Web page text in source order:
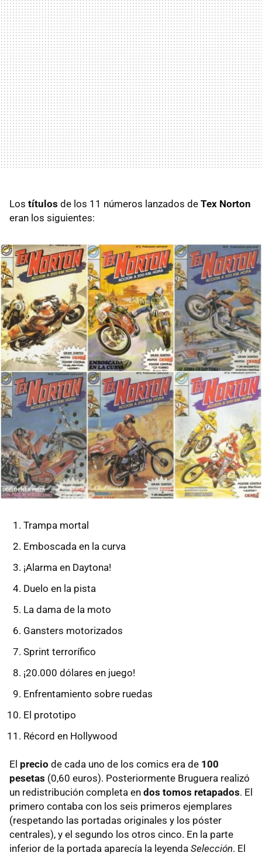
Los títulos de los 11 números lanzados de Tex Norton
eran los siguientes:
Trampa mortal
Emboscada en la curva
¡Alarma en Daytona!
Duelo en la pista
La dama de la moto
Gansters motorizados
Sprint terrorífico
¡20.000 dólares en juego!
Enfrentamiento sobre ruedas
El prototipo
Récord en Hollywood
El precio de cada uno de los comics era de 100
pesetas (0,60 euros). Posteriormente Bruguera realizó
un redistribución completa en dos tomos retapados. El
primero contaba con los seis primeros ejemplares
(respetando las portadas originales y los póster
centrales), y el segundo los otros cinco. En la parte
inferior de la portada aparecía la leyenda Selección. El